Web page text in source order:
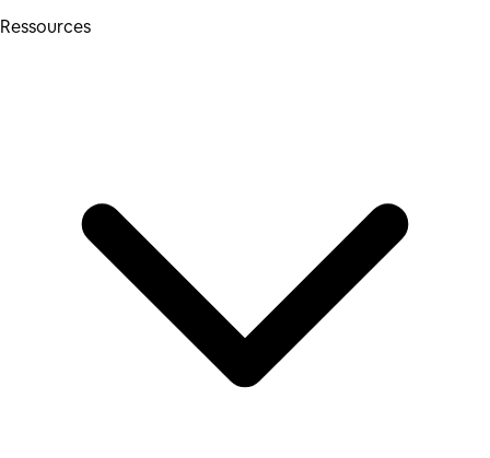
Ressources